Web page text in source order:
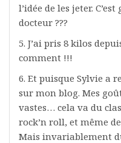
l’idée de les jeter. C’est
docteur ???
5. J’ai pris 8 kilos
comment !!!
6. Et puisque Sylvie a
sur mon blog. Mes
vastes… cela va du
rock’n roll, et même
Mais invariablement